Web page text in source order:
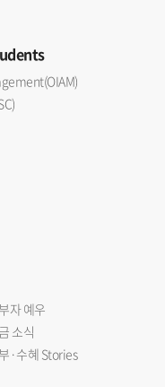
자 예우
소식
·수혜 Stories